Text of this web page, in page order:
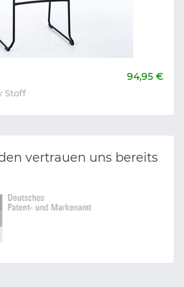
94,95 €
Stoff
vertrauen uns bereits